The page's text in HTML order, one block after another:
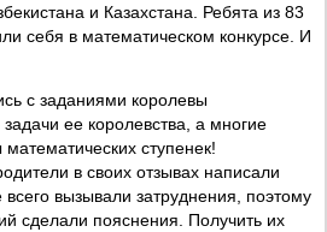
и Казахстана. Ребята из 83
себя в математическом конкурсе. И
с заданиями королевы
ее королевства, а многие
ступенек!
в своих отзывах написали
вызывали затруднения, поэтому
сделали пояснения. Получить их